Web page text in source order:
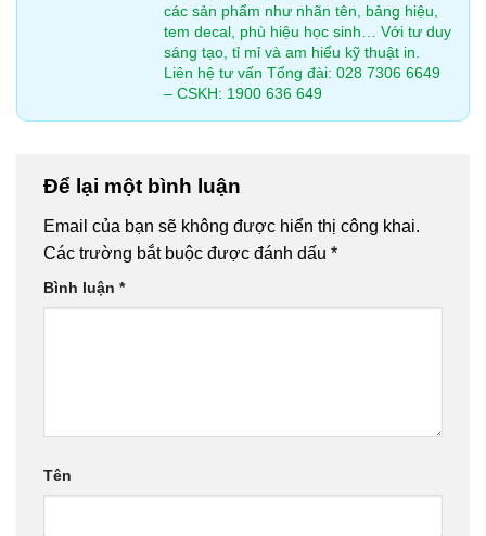
các sản phẩm như nhãn tên, bảng hiệu,
tem decal, phù hiệu học sinh… Với tư duy
sáng tạo, tỉ mỉ và am hiểu kỹ thuật in.
Liên hệ tư vấn Tổng đài: 028 7306 6649
– CSKH: 1900 636 649
Để lại một bình luận
Email của bạn sẽ không được hiển thị công khai.
Các trường bắt buộc được đánh dấu *
Bình luận *
Tên